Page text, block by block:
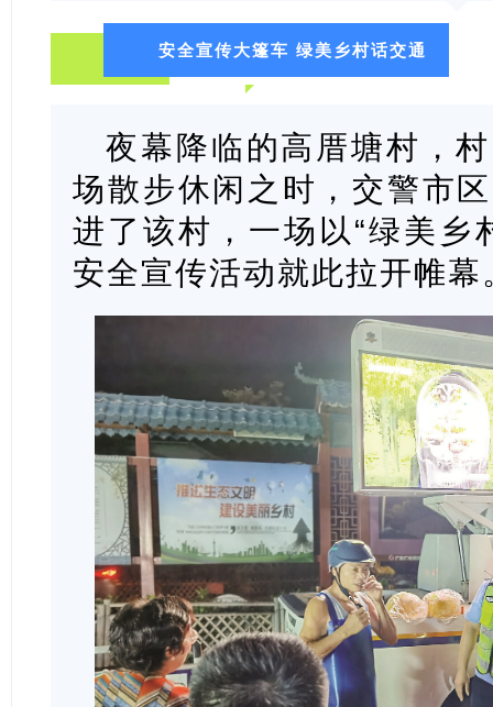
安全宣传大篷车 绿美乡村话交通
夜幕降临的高厝塘村，
场散步休闲之时，交警市
进了该村，一场以“绿美乡
安全宣传活动就此拉开帷幕